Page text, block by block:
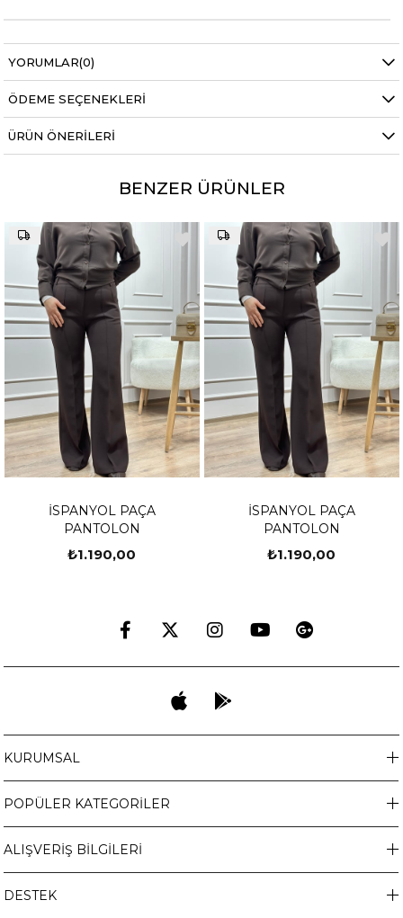
YORUMLAR(0)
ÖDEME SEÇENEKLERI
ÜRÜN ÖNERILERI
BENZER ÜRÜNLER
İSPANYOL PAÇA
PANTOLON
₺1.190,00
İSPANYOL PAÇA
PANTOLON
₺1.190,00
KURUMSAL
POPÜLER KATEGORİLER
ALIŞVERİŞ BİLGİLERİ
DESTEK